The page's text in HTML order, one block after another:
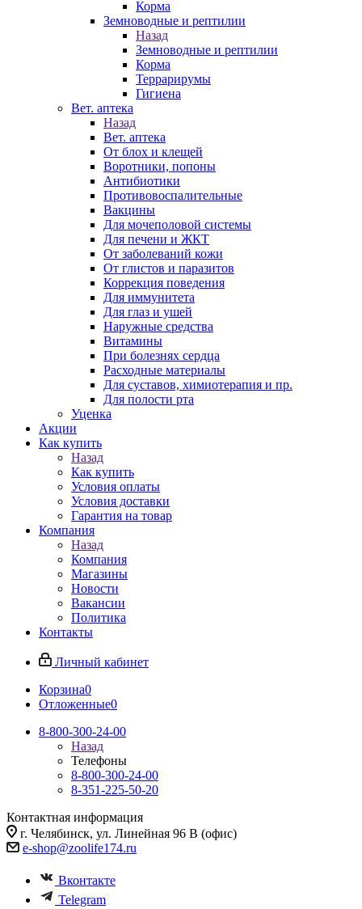
Корма
Земноводные и рептилии
Назад
Земноводные и рептилии
Корма
Террарирумы
Гигиена
Вет. аптека
Назад
Вет. аптека
От блох и клещей
Воротники, попоны
Антибиотики
Противовоспалительные
Вакцины
Для мочеполовой системы
Для печени и ЖКТ
От заболеваний кожи
От глистов и паразитов
Коррекция поведения
Для иммунитета
Для глаз и ушей
Наружные средства
Витамины
При болезнях сердца
Расходные материалы
Для суставов, химиотерапия и пр.
Для полости рта
Уценка
Акции
Как купить
Назад
Как купить
Условия оплаты
Условия доставки
Гарантия на товар
Компания
Назад
Компания
Магазины
Новости
Вакансии
Политика
Контакты
Личный кабинет
Корзина0
Отложенные0
8-800-300-24-00
Назад
Телефоны
8-800-300-24-00
8-351-225-50-20
Контактная информация
г. Челябинск, ул. Линейная 96 В (офис)
e-shop@zoolife174.ru
Вконтакте
Telegram